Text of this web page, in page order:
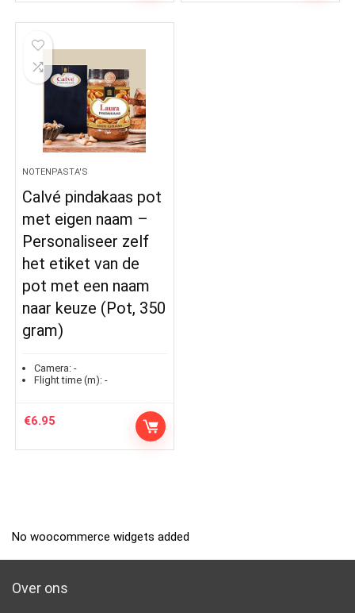
NOTENPASTA'S
Calvé pindakaas pot
met eigen naam –
Personaliseer zelf
het etiket van de
pot met een naam
naar keuze (Pot, 350
gram)
Camera: -
Flight time (m): -
€6.95
No woocommerce widgets added
Over ons